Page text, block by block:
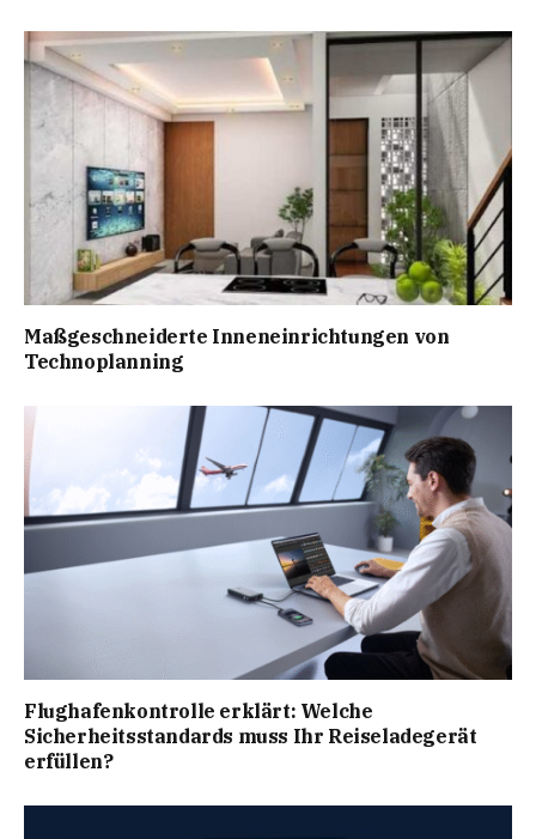
Maßgeschneiderte Inneneinrichtungen von
Technoplanning
Flughafenkontrolle erklärt: Welche
Sicherheitsstandards muss Ihr Reiseladegerät
erfüllen?